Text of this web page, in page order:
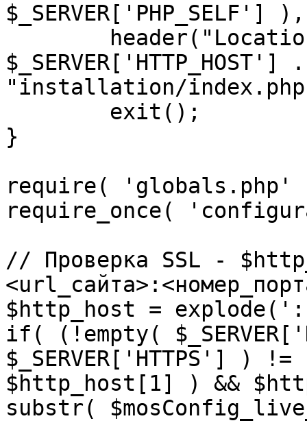
"installation/
}
require(
require_once(
// Проверка SSL -
$http_host = explode(':',
if( (!empty(
$_SERVER['HTTPS']
$http_host[1] ) &&
substr(